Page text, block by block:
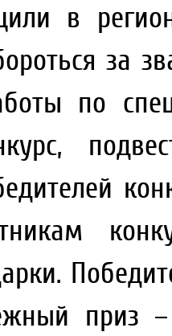
в
за
по
приз